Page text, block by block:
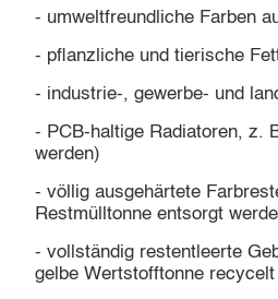
- umweltfreundliche Farben
- pflanzliche und tierische
- industrie-, gewerbe- und
- PCB-haltige Radiatoren, z.
werden)
- völlig ausgehärtete
Restmülltonne entsorgt
- vollständig restentleerte
gelbe Wertstofftonne recycelt